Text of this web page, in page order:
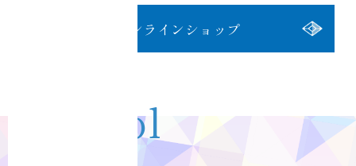
オンラインショップ
School